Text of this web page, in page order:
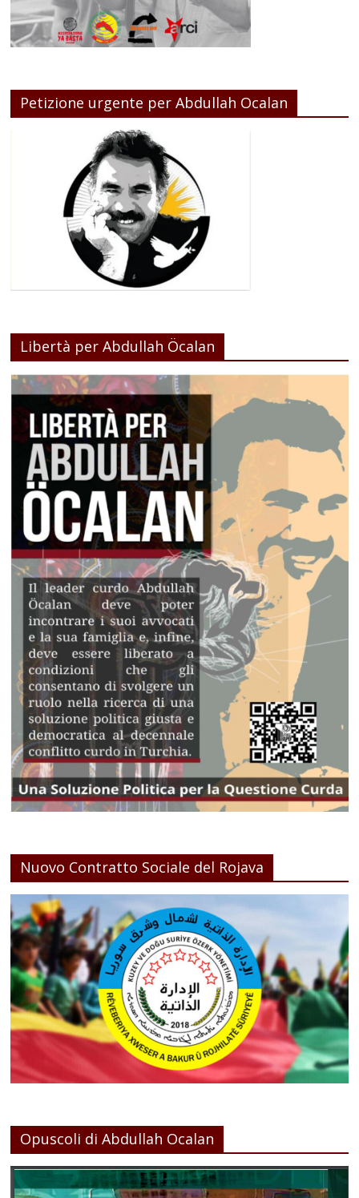
Petizione urgente per Abdullah Ocalan
Libertà per Abdullah Öcalan
Nuovo Contratto Sociale del Rojava
Opuscoli di Abdullah Ocalan